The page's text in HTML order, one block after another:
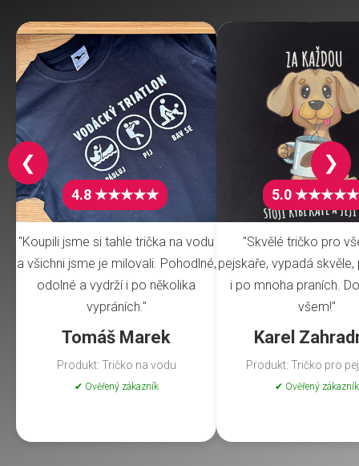
4.8 ★★★★★
"Koupili jsme si tahle trička na vodu
a všichni jsme je milovali. Pohodlné,
odolné a vydrží i po několika
vypráních."
Tomáš Marek
Produkt: Tričko na vodu
✔ Ověřený zákazník
5.0 ★★★★★
"Skvělé tričko pro
pejskaře, vypadá
i po mnoha praních.
všem!"
Karel
Produkt: Tričko pro
✔ Ověřený zákazník
❮ ❯